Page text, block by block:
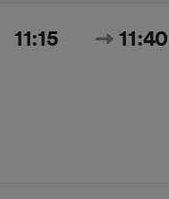
11:15 11:40